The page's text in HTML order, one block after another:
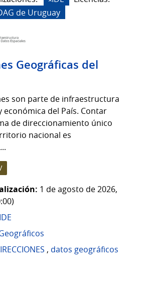
de Uruguay
Geográficas del
son parte de infraestructura
económica del País. Contar
de direccionamiento único
nacional es
1 de agosto de 2026,
IDE
, datos geográficos